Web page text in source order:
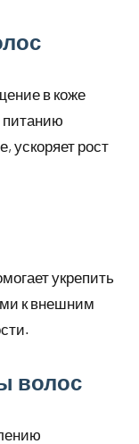
в коже
питанию
ускоряет рост
укрепить
к внешним
волос